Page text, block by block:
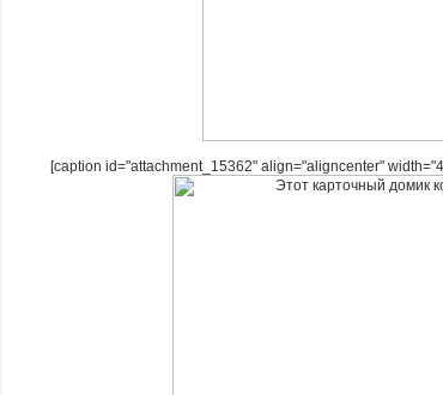
[caption id="attachment_15362" align="aligncenter"